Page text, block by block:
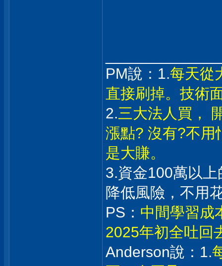
PM說：1.每天從
直接刷掉。技術
2.三大法人買，
漲點? 沒有?不用
是大賺。
3.資金100萬以
降低風險，不用
PS： 中間學習成
2025年初全吐回
Anderson說：1.